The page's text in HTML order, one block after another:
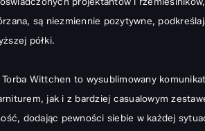
są niezmiennie pozytywne,
półki.
Wittchen to wysublimowany
jak i z bardziej casualowym
dodając pewności siebie w każdej